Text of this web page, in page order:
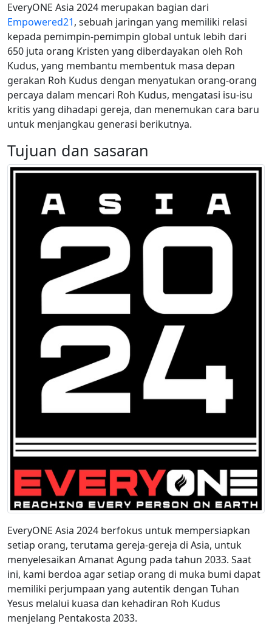
EveryONE Asia 2024 merupakan bagian dari
Empowered21, sebuah jaringan yang memiliki relasi
kepada pemimpin-pemimpin global untuk lebih dari
650 juta orang Kristen yang diberdayakan oleh Roh
Kudus, yang membantu membentuk masa depan
gerakan Roh Kudus dengan menyatukan orang-orang
percaya dalam mencari Roh Kudus, mengatasi isu-isu
kritis yang dihadapi gereja, dan menemukan cara baru
untuk menjangkau generasi berikutnya.
Tujuan dan sasaran
EveryONE Asia 2024 berfokus untuk mempersiapkan
setiap orang, terutama gereja-gereja di Asia, untuk
menyelesaikan Amanat Agung pada tahun 2033. Saat
ini, kami berdoa agar setiap orang di muka bumi dapat
memiliki perjumpaan yang autentik dengan Tuhan
Yesus melalui kuasa dan kehadiran Roh Kudus
menjelang Pentakosta 2033.